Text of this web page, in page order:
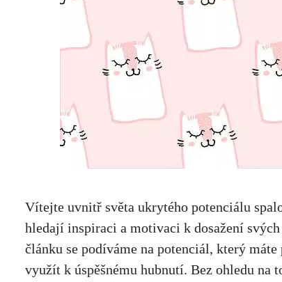
Vítejte uvnitř světa‌ ukrytého potenciálu
hledají inspiraci a motivaci k dosažení
‌článku se podíváme na⁤ potenciál, který
využít‌ k úspěšnému hubnutí. Bez ohledu na